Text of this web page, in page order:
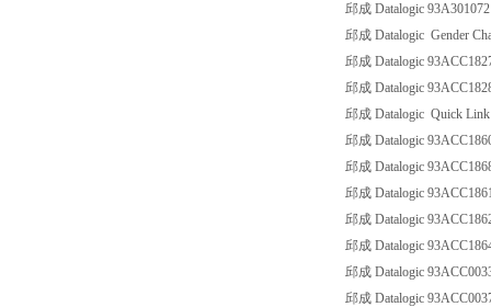
邱成 Datalogic
邱成 Datalogic Gender
邱成 Datalogic
邱成 Datalogic
邱成 Datalogic Quick Link
邱成 Datalogic
邱成 Datalogic
邱成 Datalogic
邱成 Datalogic
邱成 Datalogic
邱成 Datalogic
邱成 Datalogic